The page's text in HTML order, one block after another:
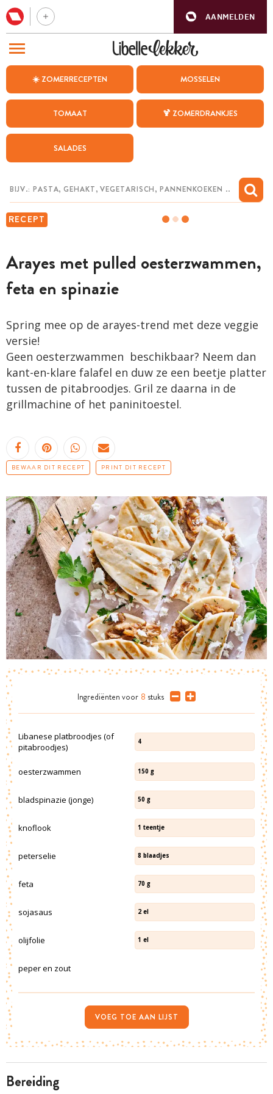
AANMELDEN
☀️ ZOMERRECEPTEN MOSSELEN
TOMAAT 🍹 ZOMERDRANKJES
SALADES
RECEPT
Arayes met pulled oesterzwammen,
feta en spinazie
Spring mee op de arayes-trend met deze veggie
versie!
Geen oesterzwammen beschikbaar? Neem dan
kant­-­e­n-klare falafel en duw ze een beetje platter
tussen de ­pitabroodjes. Gril ze daarna in de
grillmachine of het ­paninitoestel.
BEWAAR DIT RECEPT PRINT DIT RECEPT
bereiding
Ingrediënten voor 8 stuks
Libanese platbroodjes (of
pitabroodjes)
4
oesterzwammen 150 g
bladspinazie (jonge) 50 g
knoflook 1 teentje
peterselie 8 blaadjes
feta 70 g
sojasaus 2 el
olijfolie 1 el
peper en zout
VOEG TOE AAN LIJST
BEZOEK ONZE ANDERE WEBSITES
WEEKMENU
CHAT MET MAIA
MIJN BEWAARDE RECEPTEN